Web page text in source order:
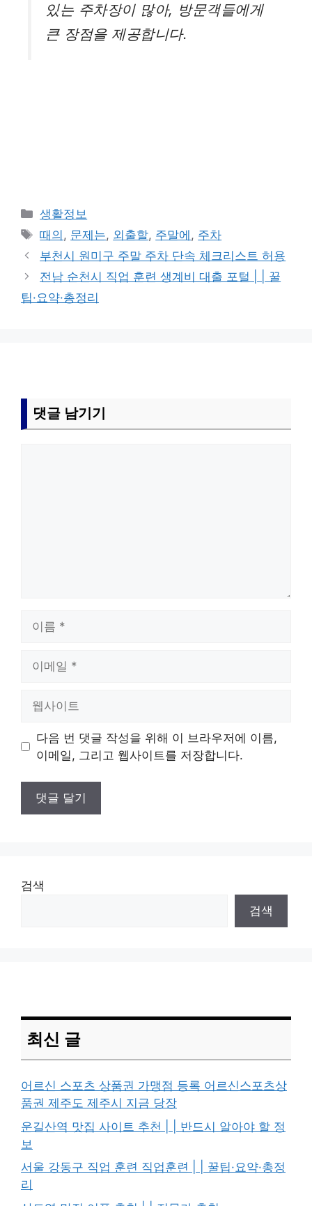
있는 주차장이 많아, 방문객들에게
큰 장점을 제공합니다.
카
테
고
리
생활정보
태
그
때의 , 문제는, 외출할, 주말에 , 주차
부천시 원미구 주말 주차 단속 체크리스트 허용
전남 순천시 직업 훈련 생계비 대출 포털 | | 꿀
팁·요약·총정리
댓글 남기기
트
다음 번 댓글 작성을 위해 이 브라우저에 이름,
이메일, 그리고 웹사이트를 저장합니다.
검색
검색
최신 글
어르신 스포츠 상품권 가맹점 등록 어르신스포츠상
품권 제주도 제주시 지금 당장
운길산역 맛집 사이트 추천 | | 반드시 알아야 할 정
보
서울 강동구 직업 훈련 직업훈련 | | 꿀팁·요약·총정
리